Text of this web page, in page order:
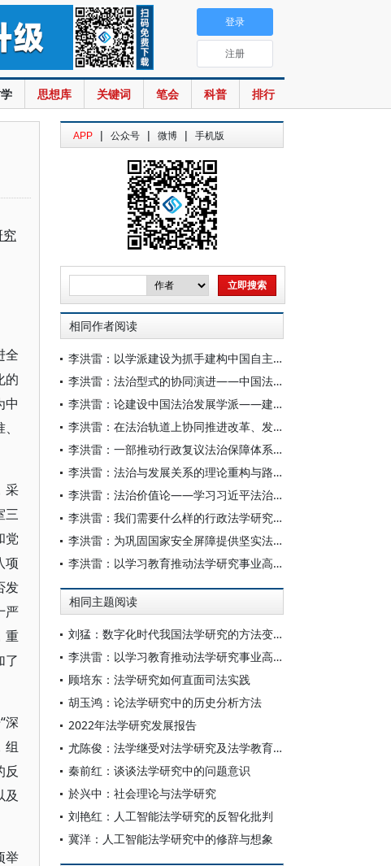
思想库 关键词 笔会 科普 排行
登录
注册
究
全
的
中
采
三
党
项
发
严
重
了
深
组
反
及
举
APP | 公众号 | 微博 | 手机版
相同作者阅读
李洪雷：以学派建设为抓手建构中国自主的知识体系
李洪雷：法治型式的协同演进——中国法治发展道路的一个分析框架
李洪雷：论建设中国法治发展学派——建构中国法学自主知识体系的学派路径
李洪雷：在法治轨道上协同推进改革、发展、稳定
李洪雷：一部推动行政复议法治保障体系完善的重要立法
李洪雷：法治与发展关系的理论重构与路径创新——兼论筑牢高质量发展的法治根基
李洪雷：法治价值论——学习习近平法治思想关于法治价值论述
李洪雷：我们需要什么样的行政法学研究——应松年先生学术品格述评
李洪雷：为巩固国家安全屏障提供坚实法律制度保障
李洪雷：以学习教育推动法学研究事业高质量发展
相同主题阅读
刘猛：数字化时代我国法学研究的方法变迁及其前景
李洪雷：以学习教育推动法学研究事业高质量发展
顾培东：法学研究如何直面司法实践
胡玉鸿：论法学研究中的历史分析方法
2022年法学研究发展报告
尤陈俊：法学继受对法学研究及法学教育的连锁影响——以德国法教义学在我国台湾地区之继受为例的反思
秦前红：谈谈法学研究中的问题意识
於兴中：社会理论与法学研究
刘艳红：人工智能法学研究的反智化批判
冀洋：人工智能法学研究中的修辞与想象